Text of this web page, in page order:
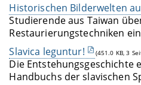
Historischen Bilderwelten
Studierende aus Taiwan
Restaurierungstechniken ein
Slavica leguntur!
(451.0 KB, 3
Die Entstehungsgeschichte
Handbuchs der slavischen